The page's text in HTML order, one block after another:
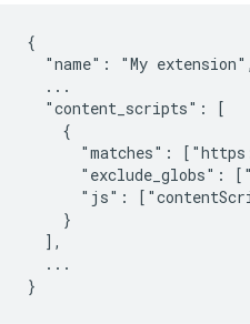
{
  "name": "My extension",
  ...
  "content_scripts": [
    {
"matches":
"exclude_globs":
"js":
    }
  ],
  ...